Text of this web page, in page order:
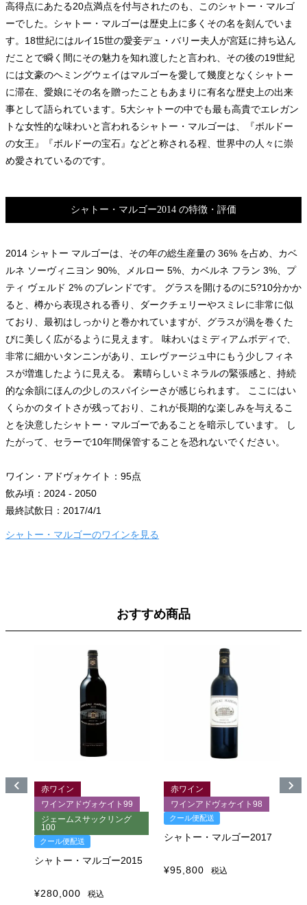
高得点にあたる20点満点を付与されたのも、このシャトー・マルゴ
ーでした。シャトー・マルゴーは歴史上に多くその名を刻んでいま
す。18世紀にはルイ15世の愛妾デュ・バリー夫人が宮廷に持ち込ん
だことで瞬く間にその魅力を知れ渡したと言われ、その後の19世紀
には文豪のヘミングウェイはマルゴーを愛して幾度となくシャトー
に滞在、愛娘にその名を贈ったこともあまりに有名な歴史上の出来
事として語られています。5大シャトーの中でも最も高貴でエレガン
トな女性的な味わいと言われるシャトー・マルゴーは、『ボルドー
の女王』『ボルドーの宝石』などと称される程、世界中の人々に崇
め愛されているのです。
シャトー・マルゴー2014 の特徴・評価
2014 シャトー マルゴーは、その年の総生産量の 36% を占め、カベ
ルネ ソーヴィニヨン 90%、メルロー 5%、カベルネ フラン 3%、プ
ティ ヴェルド 2% のブレンドです。 グラスを開けるのに5?10分かか
ると、樽から表現される香り、ダークチェリーやスミレに非常に似
ており、最初はしっかりと巻かれていますが、グラスが渦を巻くた
びに美しく広がるように見えます。 味わいはミディアムボディで、
非常に細かいタンニンがあり、エレヴァージュ中にもう少しフィネ
スが増進したように見える。 素晴らしいミネラルの緊張感と、持続
的な余韻にほんの少しのスパイシーさが感じられます。 ここにはい
くらかのタイトさが残っており、これが長期的な楽しみを与えるこ
とを決意したシャトー・マルゴーであることを暗示しています。 し
たがって、セラーで10年間保管することを恐れないでください。
ワイン・アドヴォケイト：95点
飲み頃：2024 - 2050
最終試飲日：2017/4/1
シャトー・マルゴーのワインを見る
おすすめ商品
赤ワイン
ワインアドヴォケイト99
ジェームスサックリング
100
クール便配送
シャトー・マルゴー2015
¥280,000 税込
赤ワイン
ワインアドヴォケイト98
クール便配送
シャトー・マルゴー2017
¥95,800 税込